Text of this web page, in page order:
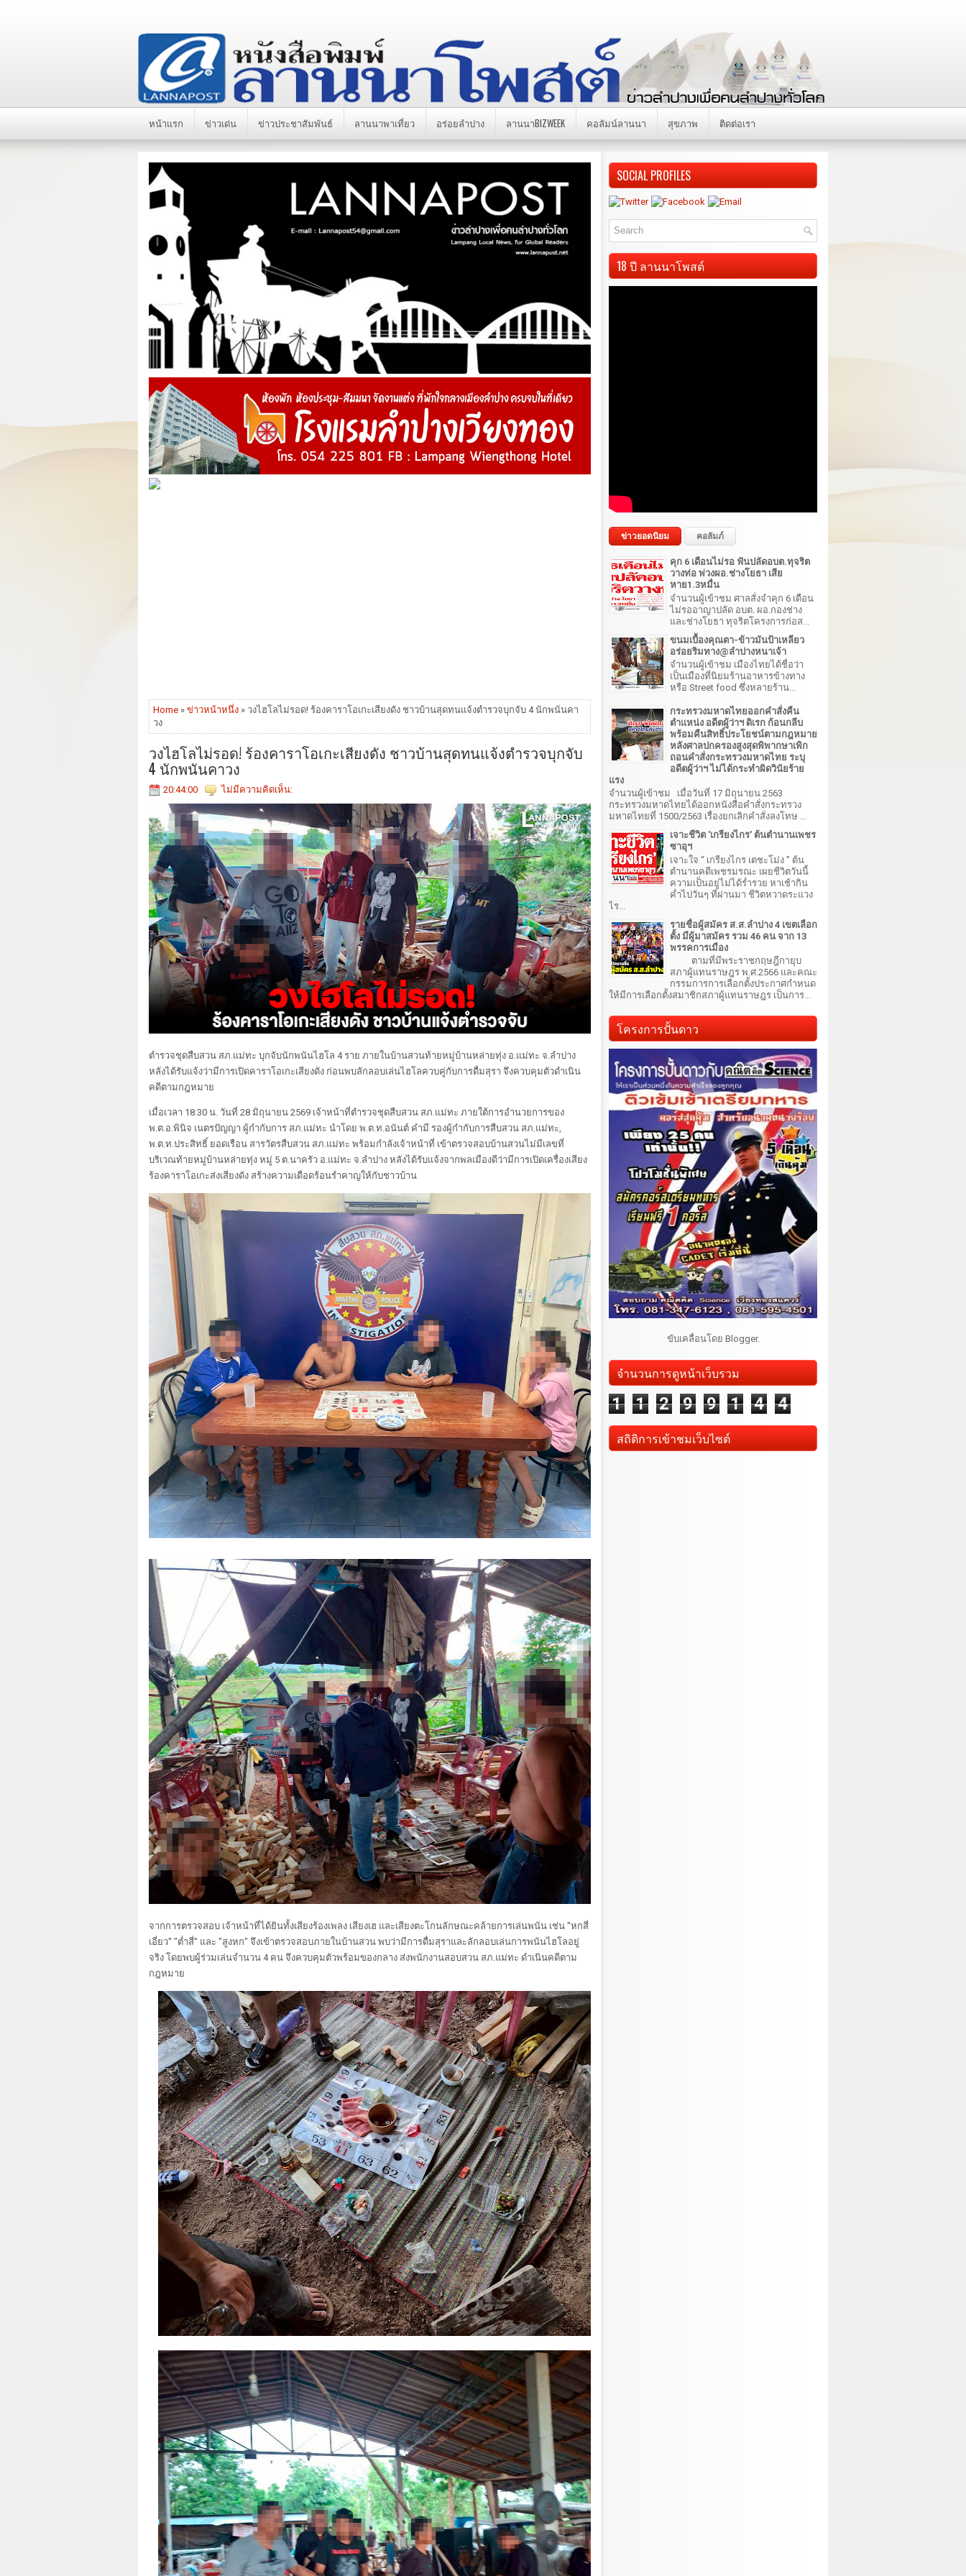
หน้าแรก ข่าวเด่น ข่าวประชาสัมพันธ์ ลานนาพาเที่ยว อร่อยลำปาง ลานนาBIZWEEK คอลัมน์ลานนา สุขภาพ ติดต่อเรา
Home » ข่าวหน้าหนึ่ง » วงไฮโลไม่รอด! ร้องคาราโอเกะเสียงดัง ชาวบ้านสุดทนแจ้งตำรวจบุกจับ 4 นักพนันคา
วง
วงไฮโลไม่รอด! ร้องคาราโอเกะเสียงดัง ชาวบ้านสุดทนแจ้งตำรวจบุกจับ
4 นักพนันคาวง
20:44:00 ไม่มีความคิดเห็น:
ตำรวจชุดสืบสวน สภ.แม่ทะ บุกจับนักพนันไฮโล 4 ราย ภายในบ้านสวนท้ายหมู่บ้านหล่ายทุ่ง อ.แม่ทะ จ.ลำปาง
หลังได้รับแจ้งว่ามีการเปิดคาราโอเกะเสียงดัง ก่อนพบลักลอบเล่นไฮโลควบคู่กับการดื่มสุรา จึงควบคุมตัวดำเนิน
คดีตามกฎหมาย
เมื่อเวลา 18.30 น. วันที่ 28 มิถุนายน 2569 เจ้าหน้าที่ตำรวจชุดสืบสวน สภ.แม่ทะ ภายใต้การอำนวยการของ
พ.ต.อ.พินิจ เนตรปัญญา ผู้กำกับการ สภ.แม่ทะ นำโดย พ.ต.ท.อนันต์ คำมี รองผู้กำกับการสืบสวน สภ.แม่ทะ,
พ.ต.ท.ประสิทธิ์ ยอดเรือน สารวัตรสืบสวน สภ.แม่ทะ พร้อมกำลังเจ้าหน้าที่ เข้าตรวจสอบบ้านสวนไม่มีเลขที่
บริเวณท้ายหมู่บ้านหล่ายทุ่ง หมู่ 5 ต.นาครัว อ.แม่ทะ จ.ลำปาง หลังได้รับแจ้งจากพลเมืองดีว่ามีการเปิดเครื่องเสียง
ร้องคาราโอเกะส่งเสียงดัง สร้างความเดือดร้อนรำคาญให้กับชาวบ้าน
จากการตรวจสอบ เจ้าหน้าที่ได้ยินทั้งเสียงร้องเพลง เสียงเฮ และเสียงตะโกนลักษณะคล้ายการเล่นพนัน เช่น "หกสี่
เอี่ยว" "ต่ำสี่" และ "สูงหก" จึงเข้าตรวจสอบภายในบ้านสวน พบว่ามีการดื่มสุราและลักลอบเล่นการพนันไฮโลอยู่
จริง โดยพบผู้ร่วมเล่นจำนวน 4 คน จึงควบคุมตัวพร้อมของกลาง ส่งพนักงานสอบสวน สภ.แม่ทะ ดำเนินคดีตาม
กฎหมาย
SOCIAL PROFILES
18 ปี ลานนาโพสต์
ข่าวยอดนิยม คอลัมภ์
คุก 6 เดือนไม่รอ ฟันปลัดอบต.ทุจริต
วางท่อ พ่วงผอ.ช่างโยธา เสีย
หาย1.3หมื่น
จำนวนผู้เข้าชม ศาลสั่งจำคุก 6 เดือน
ไม่รออาญาปลัด อบต. ผอ.กองช่าง
และช่างโยธา ทุจริตโครงการก่อส...
ขนมเบื้องคุณตา-ข้าวมันป้าเหลียว
อร่อยริมทาง@ลำปางหนาเจ้า
จำนวนผู้เข้าชม เมืองไทยได้ชื่อว่า
เป็นเมืองที่นิยมร้านอาหารข้างทาง
หรือ Street food ซึ่งหลายร้าน...
กระทรวงมหาดไทยออกคำสั่งคืน
ตำแหน่ง อดีตผู้ว่าฯ ดิเรก ก้อนกลีบ
พร้อมคืนสิทธิ์ประโยชน์ตามกฎหมาย
หลังศาลปกครองสูงสุดพิพากษาเพิก
ถอนคำสั่งกระทรวงมหาดไทย ระบุ
อดีตผู้ว่าฯ ไม่ได้กระทำผิดวินัยร้าย
แรง
จำนวนผู้เข้าชม เมื่อวันที่ 17 มิถุนายน 2563
กระทรวงมหาดไทยได้ออกหนังสือคำสั่งกระทรวง
มหาดไทยที่ 1500/2563 เรื่องยกเลิกคำสั่งลงโทษ ...
เจาะชีวิต 'เกรียงไกร' ต้นตำนานเพชร
ซาอุฯ
เจาะใจ “ เกรียงไกร เตชะโม่ง ” ต้น
ตำนานคดีเพชรมรณะ เผยชีวิตวันนี้
ความเป็นอยู่ไม่ได้ร่ำรวย หาเช้ากิน
ค่ำไปวันๆ ที่ผ่านมา ชีวิตหวาดระแวง
ไร...
รายชื่อผู้สมัคร ส.ส.ลำปาง 4 เขตเลือก
ตั้ง มีผู้มาสมัคร รวม 46 คน จาก 13
พรรคการเมือง
ตามที่มีพระราชกฤษฎีกายุบ
สภาผู้แทนราษฎร พ.ศ.2566 และคณะ
กรรมการการเลือกตั้งประกาศกำหนด
ให้มีการเลือกตั้งสมาชิกสภาผู้แทนราษฎร เป็นการ...
โครงการปั้นดาว
ขับเคลื่อนโดย Blogger.
จำนวนการดูหน้าเว็บรวม
1 1 2 9 9 1 4 4
สถิติการเข้าชมเว็บไซต์